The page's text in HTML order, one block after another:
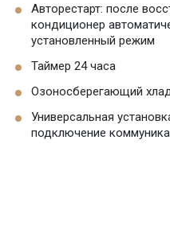
Авторестарт: после
кондиционер
установленный режим
Таймер 24 часа
Озоносберегающий
Универсальная
подключение